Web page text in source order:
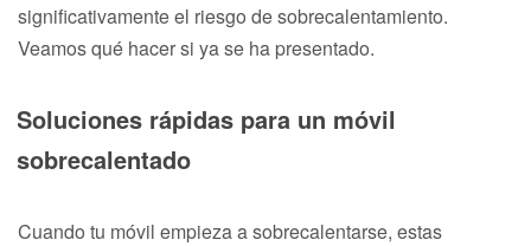
significativamente el riesgo de sobrecalentamiento.
Veamos qué hacer si ya se ha presentado.
Soluciones rápidas para un móvil
sobrecalentado
Cuando tu móvil empieza a sobrecalentarse, estas